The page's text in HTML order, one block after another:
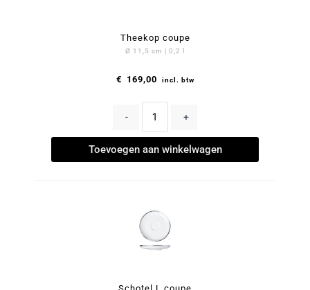
Theekop coupe
Ø 11,5 cm | 0,2 l
€ 169,00 incl. btw
- +
Toevoegen aan winkelwagen